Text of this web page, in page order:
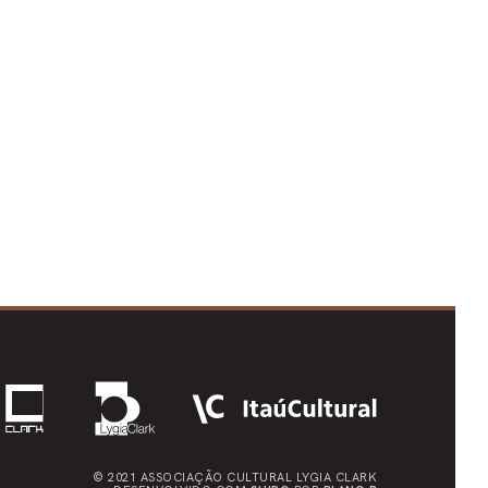
© 2021 ASSOCIAÇÃO CULTURAL LYGIA CLARK